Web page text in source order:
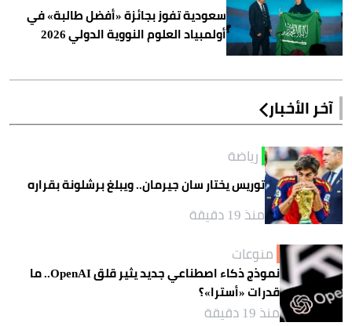
سعودية تفوز بجائزة «أفضل طالبة» في
أولمبياد العلوم النووية الدولي 2026
آخر الأخبار
رياضة
توريس يختار سان جيرمان.. ويبلغ برشلونة بقراره
منذ 19 دقيقة
منوعات
نموذج ذكاء اصطناعي جديد يثير قلق OpenAI.. ما
قدرات «أسترا»؟
منذ 19 دقيقة